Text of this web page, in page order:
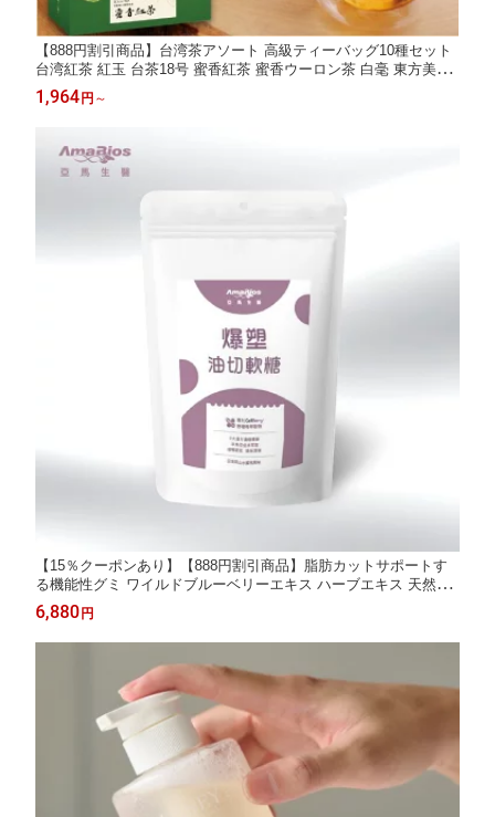
【888円割引商品】台湾茶アソート 高級ティーバッグ10種セット
台湾紅茶 紅玉 台茶18号 蜜香紅茶 蜜香ウーロン茶 白毫 東方美人
炭焙 金萱 紫芽 紅ウーロン茶 四季春 凍頂ウーロン 茶カテキン配
合 独立包装【台湾直送】
1,964 円 ～
【15％クーポンあり】【888円割引商品】脂肪カットサポートす
る機能性グミ ワイルドブルーベリーエキス ハーブエキス 天然ハ
ーブ ビタミン 脂肪カット台湾発
6,880 円